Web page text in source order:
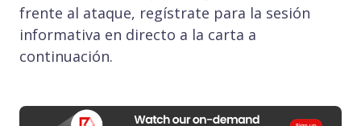
frente al ataque, regístrate para la sesión
informativa en directo a la carta a
continuación.